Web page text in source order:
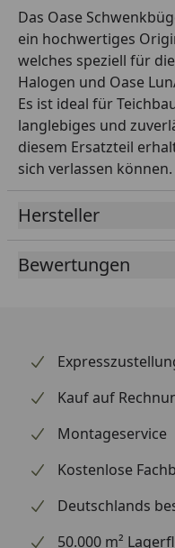
Das Oase
ein hochwertiges
welches speziell für
Halogen und Oase
Es ist ideal für
langlebiges und
diesem Ersatzteil
sich verlassen können.
Hersteller
Bewertungen
Kauf auf
Montageservice
Kostenlose
Deutschlands
50.000 m²